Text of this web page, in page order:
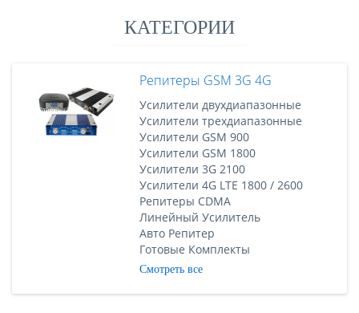
КАТЕГОРИИ
Репитеры GSM 3G 4G
Усилители двухдиапазонные
Усилители трехдиапазонные
Усилители GSM 900
Усилители GSM 1800
Усилители 3G 2100
Усилители 4G LTE 1800 / 2600
Репитеры CDMA
Линейный Усилитель
Авто Репитер
Готовые Комплекты
Смотреть все